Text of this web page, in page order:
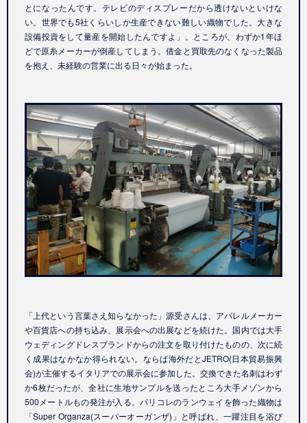
とになったんです。テレビのディスプレーだから透けないといけな
い。世界でも5社くらいしか生産できない難しい織物でした。大きな
設備投資をして量産を開始したんですよ」。ところが、わずか1年ほ
どで原糸メーカーが倒産してしまう。借金と買取先のなくなった製品
を抱え、未経験の営業に出る日々が始まった。
「上代という言葉さえ知らなかった」源受さんは、アパレルメーカー
や百貨店への持ち込み、展示会への出展などを続けた。国内では大手
ウェディングドレスブランドからの注文を取り付けたものの、次に続
く成果はなかなか得られない。ならば海外だとJETRO(日本貿易振興
会)が主催するイタリアでの展示会に参加した。交換できた名刺はわず
か6枚だったが、全社に生地サンプルを送ったところ大手メゾンから
500メートルもの発注が入る。パリコレのランウェイを飾った織物は
「Super Organza(スーパーオーガンザ)」と呼ばれ、一躍注目を浴び